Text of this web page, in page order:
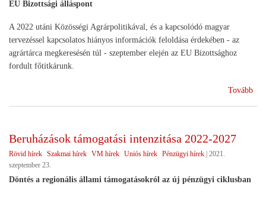
EU Bizottsági álláspont
A 2022 utáni Közösségi Agrárpolitikával, és a kapcsolódó magyar
tervezéssel kapcsolatos hiányos információk feloldása érdekében - az
agrártárca megkeresésén túl - szeptember elején az EU Bizottsághoz
fordult főtitkárunk.
Tovább
Beruházások támogatási intenzitása 2022-2027
Rövid hírek Szakmai hírek VM hírek Uniós hírek Pénzügyi hírek 2021.
szeptember 23.
Döntés a regionális állami támogatásokról az új pénzügyi ciklusban